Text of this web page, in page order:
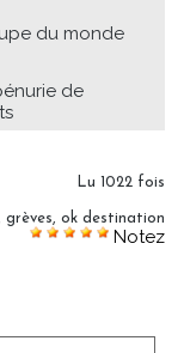
du monde
de
Lu 1022 fois
grèves ok destination
Notez